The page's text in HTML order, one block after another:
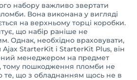
набору важливо звертати
Вона виконана у вигляді
на верхньому торці коробки.
що набір раніше не
Однак, необхідно враховувати,
StarterKit і StarterKit Plus, він
менеджером на предмет
тому пошкодження пломби не
те, що з обладнанням щось не в